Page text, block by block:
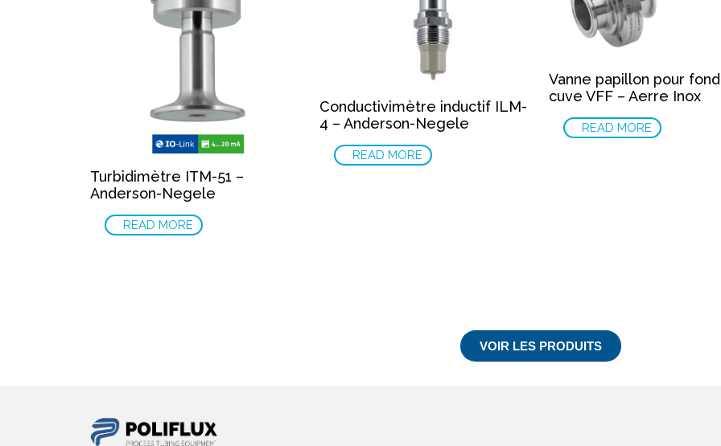
Turbidimètre ITM-51 –
Anderson-Negele
READ MORE
Conductivimètre inductif ILM-
4 – Anderson-Negele
READ MORE
Vanne papillon pour
cuve VFF – Aerre Inox
READ MORE
VOIR LES PRODUITS